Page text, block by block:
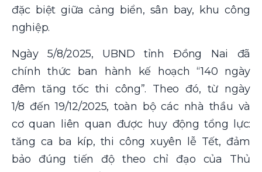
đặc biệt giữa cảng biển, sân bay, khu công
nghiệp.
Ngày 5/8/2025, UBND tỉnh Đồng Nai đã
chính thức ban hành kế hoạch “140 ngày
đêm tăng tốc thi công”. Theo đó, từ ngày
1/8 đến 19/12/2025, toàn bộ các nhà thầu và
cơ quan liên quan được huy động tổng lực:
tăng ca ba kíp, thi công xuyên lễ Tết, đảm
bảo đúng tiến độ theo chỉ đạo của Thủ